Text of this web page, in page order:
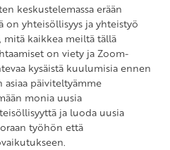
keskustelemassa erään
on yhteisöllisyys ja yhteistyö
mitä kaikkea meiltä tällä
on viety ja Zoom-
kysäistä kuulumisia ennen
asiaa päiviteltyämme
monia uusia
ja luoda uusia
työhön että